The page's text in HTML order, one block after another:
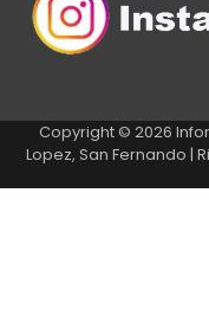
Copyright © 2026
Lopez, San Fernando |